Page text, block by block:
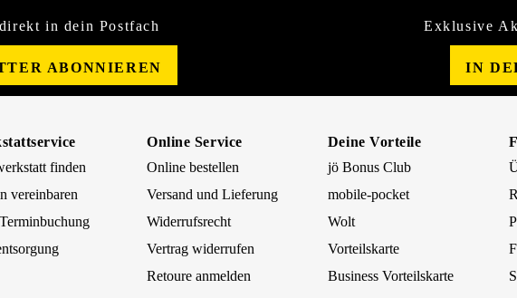
in dein Postfach
ABONNIEREN
Exklusive
IN
finden
vereinbaren
Online Service
Online bestellen
Versand und Lieferung
Widerrufsrecht
Vertrag widerrufen
Retoure anmelden
Deine Vorteile
jö Bonus Club
mobile-pocket
Wolt
Vorteilskarte
Business Vorteilskarte